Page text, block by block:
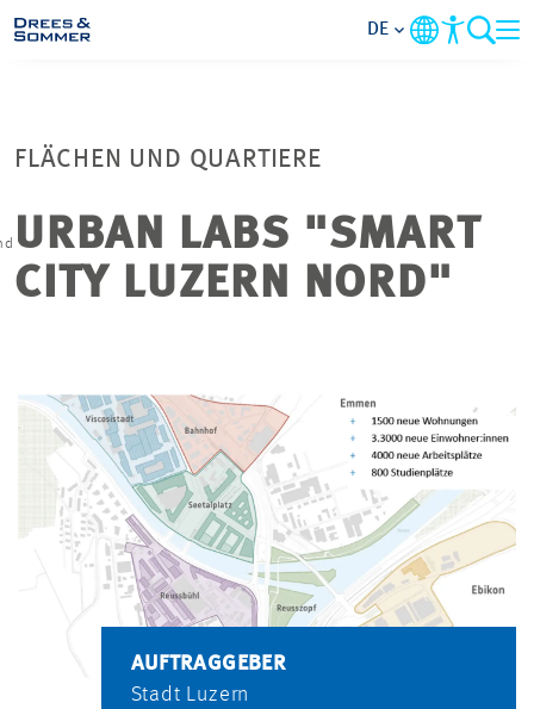
UNTERNEHMEN
KARRIERE
PROJEKTE
DE
FLÄCHEN UND QUARTIERE
URBAN LABS "SMART
CITY LUZERN NORD"
AUFTRAGGEBER
Stadt Luzern